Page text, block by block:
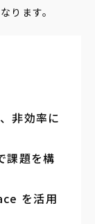
ります。
非効率に
課題を構
を活用